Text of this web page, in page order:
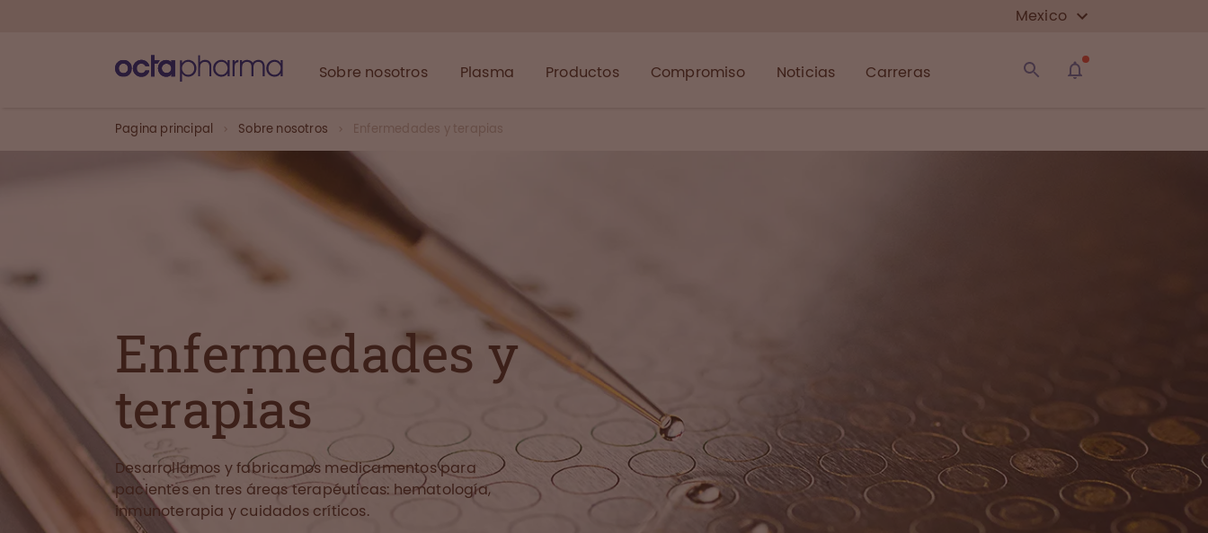
Mexico
Sobre nosotros Plasma Productos Compromiso Noticias Carreras
Pagina principal Sobre nosotros Enfermedades y terapias
Enfermedades y
terapias
Desarrollamos y fabricamos medicamentos para
pacientes en tres áreas terapéuticas: hematología,
inmunoterapia y cuidados críticos.